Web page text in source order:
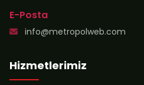
E-Posta
info@metropolweb.com
Hizmetlerimiz